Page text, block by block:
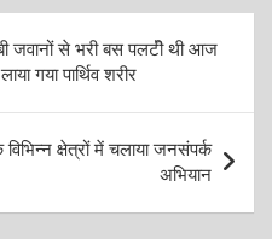
जवानों से भरी बस पलटीॆ थी आज
गया पार्थिव शरीर
क्षेत्रों में चलाया जनसंपर्क
अभियान